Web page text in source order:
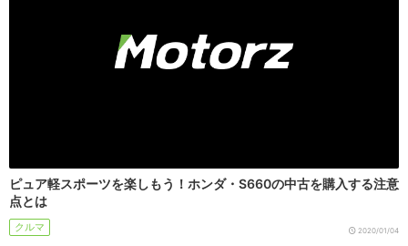
ピュア軽スポーツを楽しもう！ホンダ・S660の中古を購入する注意
点とは
クルマ 2020/01/04